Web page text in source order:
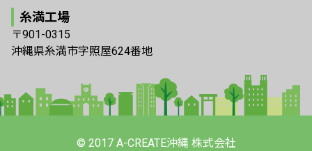
糸満工場
〒901-0315
沖縄県糸満市字照屋624番地
© 2017 A-CREATE沖縄 株式会社